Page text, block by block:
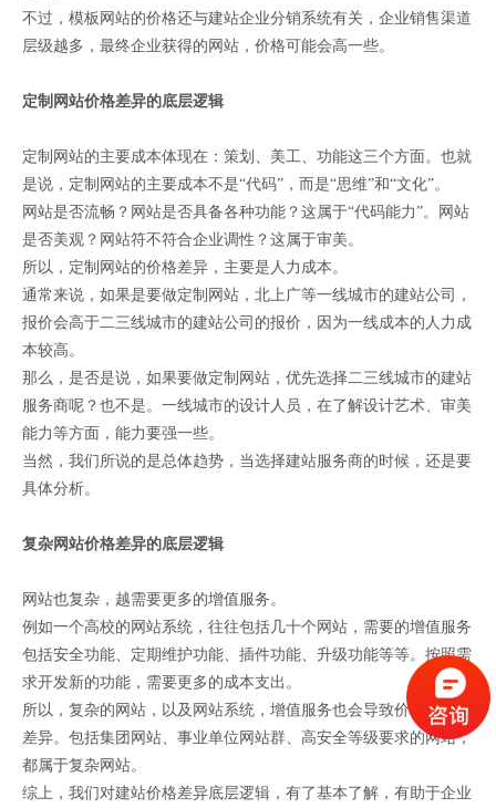
不过，模板网站的价格还与建站企业分销系统有关，企业销售渠道
层级越多，最终企业获得的网站，价格可能会高一些。
定制网站价格差异的底层逻辑
定制网站的主要成本体现在：策划、美工、功能这三个方面。也就
是说，定制网站的主要成本不是“代码”，而是“思维”和“文化”。
网站是否流畅？网站是否具备各种功能？这属于“代码能力”。网站
是否美观？网站符不符合企业调性？这属于审美。
所以，定制网站的价格差异，主要是人力成本。
通常来说，如果是要做定制网站，北上广等一线城市的建站公司，
报价会高于二三线城市的建站公司的报价，因为一线成本的人力成
本较高。
那么，是否是说，如果要做定制网站，优先选择二三线城市的建站
服务商呢？也不是。一线城市的设计人员，在了解设计艺术、审美
能力等方面，能力要强一些。
当然，我们所说的是总体趋势，当选择建站服务商的时候，还是要
具体分析。
复杂网站价格差异的底层逻辑
网站也复杂，越需要更多的增值服务。
例如一个高校的网站系统，往往包括几十个网站，需要的增值服务
包括安全功能、定期维护功能、插件功能、升级功能等等。按照需
求开发新的功能，需要更多的成本支出。
所以，复杂的网站，以及网站系统，增值服务也会导致价格的巨大
差异。包括集团网站、事业单位网站群、高安全等级要求的网站，
都属于复杂网站。
综上，我们对建站价格差异底层逻辑，有了基本了解，有助于企业